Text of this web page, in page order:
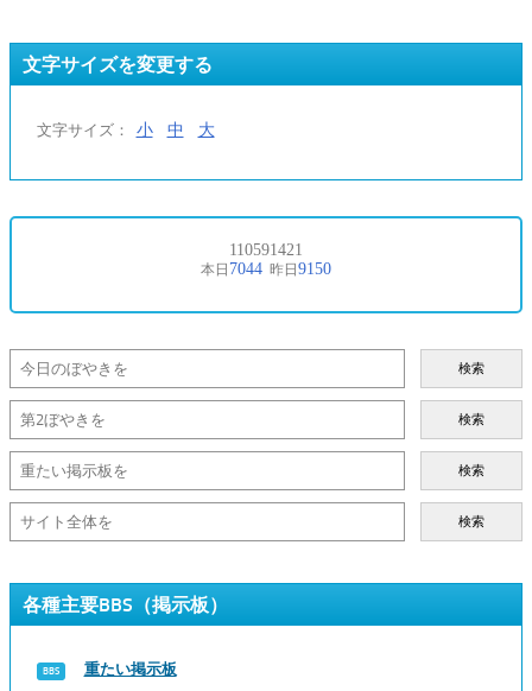
文字サイズを変更する
文字サイズ： 小 中 大
検索
検索
検索
検索
各種主要BBS（掲示板）
重たい掲示板